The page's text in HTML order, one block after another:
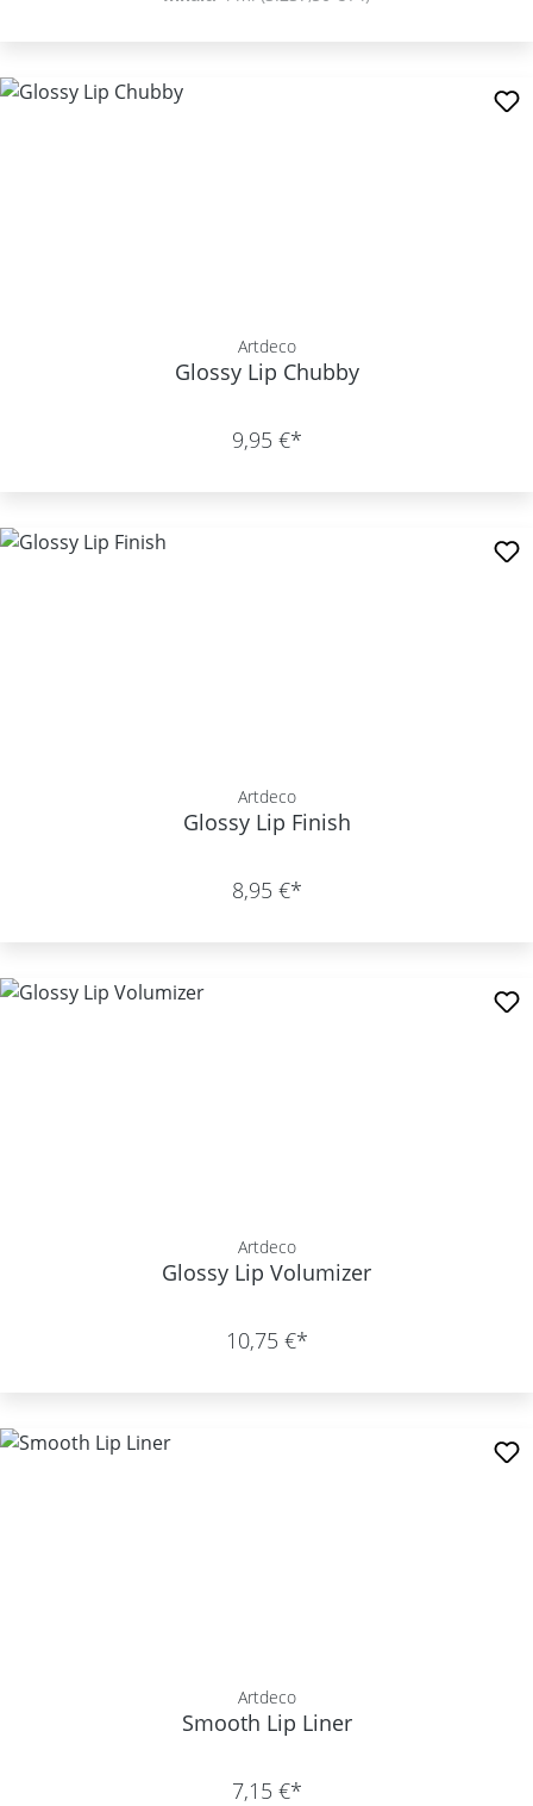
Artdeco
Glossy Lip Chubby
9,95 €*
Artdeco
Glossy Lip Finish
8,95 €*
Artdeco
Glossy Lip Volumizer
10,75 €*
Artdeco
Smooth Lip Liner
7,15 €*